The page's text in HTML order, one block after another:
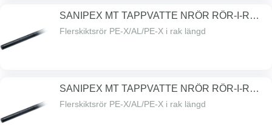
SANIPEX MT TAPPVATTE NRÖR RÖR-I-RÖR
16MM
Flerskiktsrör PE-X/AL/PE-X i rak längd
SANIPEX MT TAPPVATTE NRÖR RÖR-I-RÖR
20MM
Flerskiktsrör PE-X/AL/PE-X i rak längd